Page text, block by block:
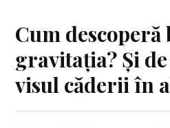
Cum descoperă
gravitația? Și
visul căderii în